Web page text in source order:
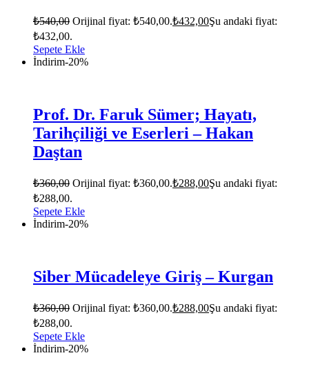
₺540,00 Orijinal fiyat: ₺540,00.₺432,00Şu andaki fiyat:
₺432,00.
Sepete Ekle
İndirim-20%
Prof. Dr. Faruk Sümer; Hayatı,
Tarihçiliği ve Eserleri – Hakan
Daştan
₺360,00 Orijinal fiyat: ₺360,00.₺288,00Şu andaki fiyat:
₺288,00.
Sepete Ekle
İndirim-20%
Siber Mücadeleye Giriş – Kurgan
₺360,00 Orijinal fiyat: ₺360,00.₺288,00Şu andaki fiyat:
₺288,00.
Sepete Ekle
İndirim-20%